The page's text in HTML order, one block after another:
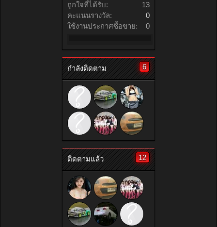
ถูกใจที่ได้รับ:
13
คะแนนรางวัล:
0
ใช้งานประกาศซื้อขาย:
0
กำลังติดตาม 6
ติดตามแล้ว 12